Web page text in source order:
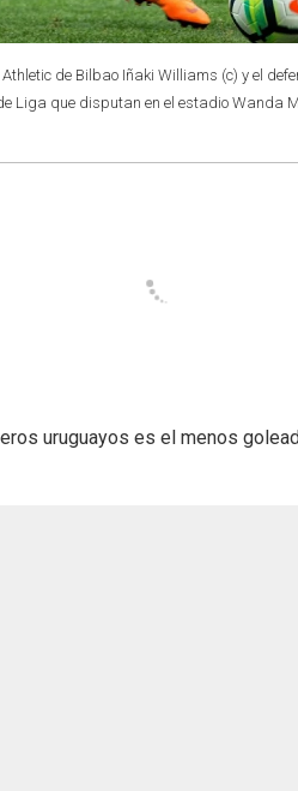
de Bilbao Iñaki Williams (c) y el
Liga que disputan en el estadio Wanda
uruguayos es el menos